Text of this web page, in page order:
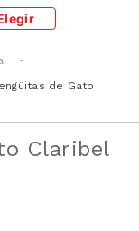
de Gato
Claribel